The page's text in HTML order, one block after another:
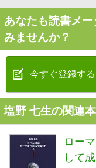
あなたも読書メ
みませんか？
今すぐ登録する
塩野 七生の関連本
ロー
して